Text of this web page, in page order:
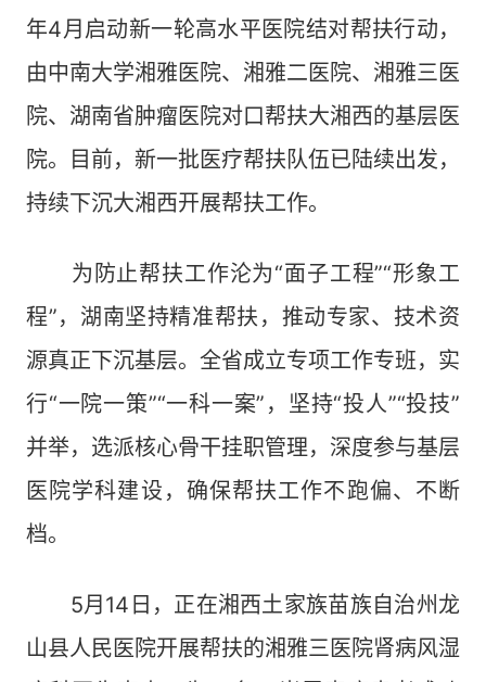
年4月启动新一轮高水平医院结对帮扶行动，
由中南大学湘雅医院、湘雅二医院、湘雅三医
院、湖南省肿瘤医院对口帮扶大湘西的基层医
院。目前，新一批医疗帮扶队伍已陆续出发，
持续下沉大湘西开展帮扶工作。
为防止帮扶工作沦为“面子工程”“形象工
程”，湖南坚持精准帮扶，推动专家、技术资
源真正下沉基层。全省成立专项工作专班，实
行“一院一策”“一科一案”，坚持“投人”“投技”
并举，选派核心骨干挂职管理，深度参与基层
医院学科建设，确保帮扶工作不跑偏、不断
档。
5月14日，正在湘西土家族苗族自治州龙
山县人民医院开展帮扶的湘雅三医院肾病风湿